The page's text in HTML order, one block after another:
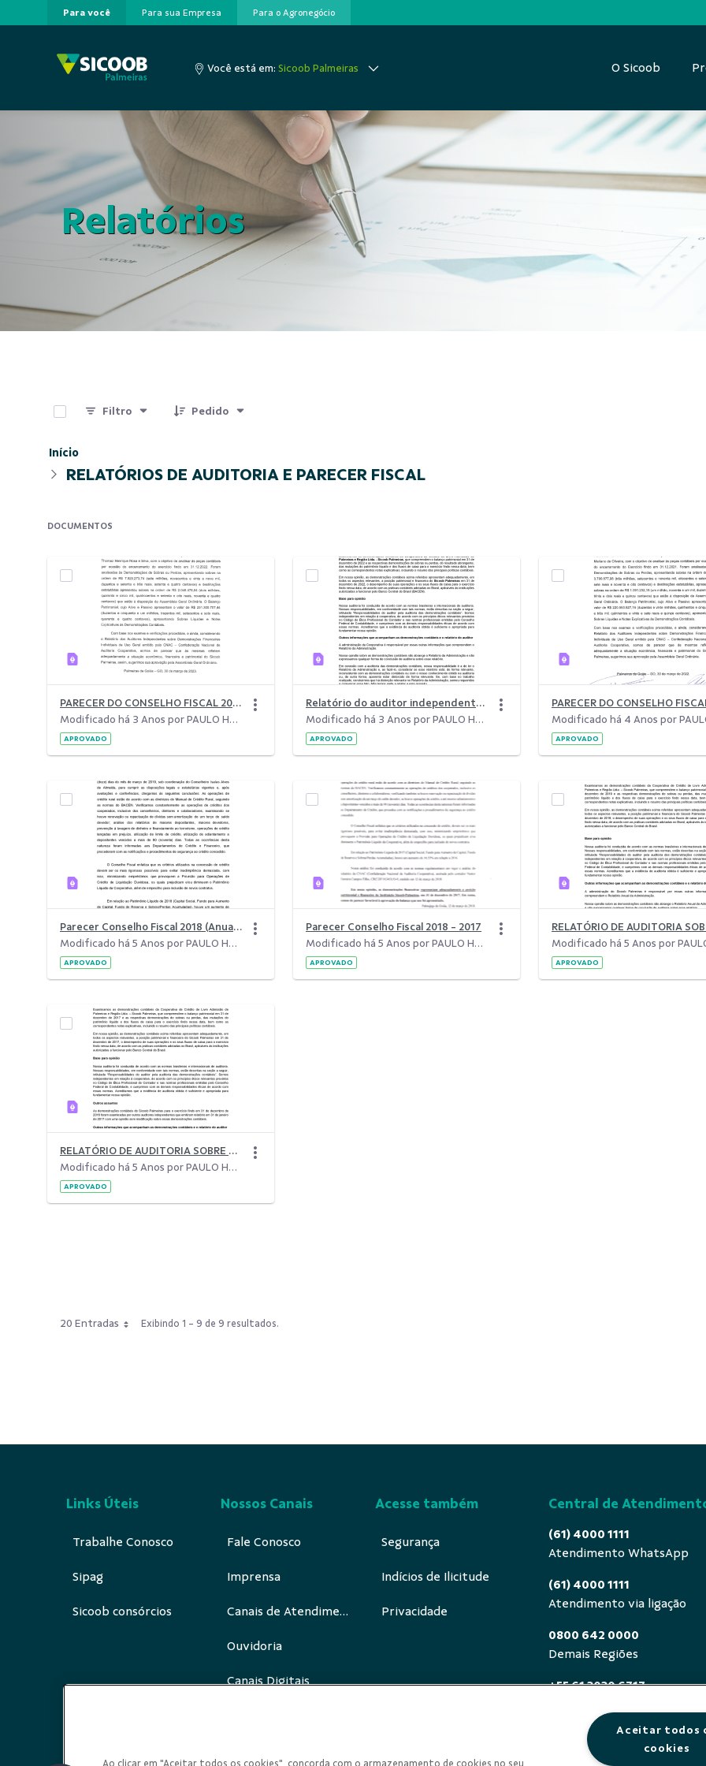
Pular para o Conteúdo principal
Para você Para sua Empresa Para o Agronegócio
Você está em:Sicoob Palmeiras O Sicoob
Relatórios
Filtro Pedido
Início
RELATÓRIOS DE AUDITORIA E PARECER FISCAL
DOCUMENTOS
PARECER DO CONSELHO FISCAL 2022
Modificado há 3 Anos por PAULO HENRIQUE ABREU NEIVA.
APROVADO
Relatório do auditor independente sobre as demonstrações contábeis 2022
Modificado há 3 Anos por PAULO HENRIQUE ABREU NEIVA.
APROVADO
PARECER DO CONSELHO
APROVADO
Parecer Conselho Fiscal 2018 (Anual) &#8211; Em 12.03.2019
Modificado há 5 Anos por PAULO HENRIQUE ABREU NEIVA.
APROVADO
Parecer Conselho Fiscal 2018 - 2017
Modificado há 5 Anos por PAULO HENRIQUE ABREU NEIVA.
APROVADO APROVADO
RELATÓRIO DE AUDITORIA SOBRE AS DEMONSTRAÇÕES CONTÁBEIS - 31-12-2017 &#8211; Sicoob Palmeiras
Modificado há 5 Anos por PAULO HENRIQUE ABREU NEIVA.
APROVADO
20 Entradas Exibindo 1 - 9 de 9 resultados.
Links Úteis
Trabalhe Conosco
Sipag
Sicoob consórcios
Nossos Canais
Fale Conosco
Imprensa
Canais de Atendimento
Ouvidoria
Canais Digitais
Acesse também
Segurança
Indícios de Ilicitude
Privacidade
Redes Sociais
Central de
(61) 4000 1111
Atendimento WhatsApp
(61) 4000 1111
Atendimento via ligação
0800 642 0000
Demais Regiões
+55 61 3030 6717
0800 940 0458
Deficientes auditivos ou de
Ao clicar em "Aceitar todos os cookies", concorda com o armazenamento de cookies no seu
Aceitar todos
cookies